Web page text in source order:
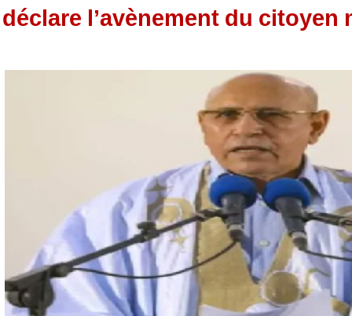
déclare l’avènement du citoyen